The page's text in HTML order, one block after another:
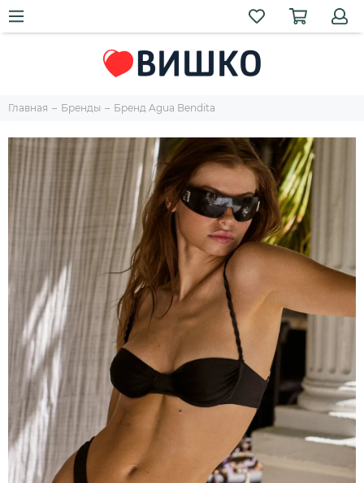
Главная Бренды Бренд Agua Bendita